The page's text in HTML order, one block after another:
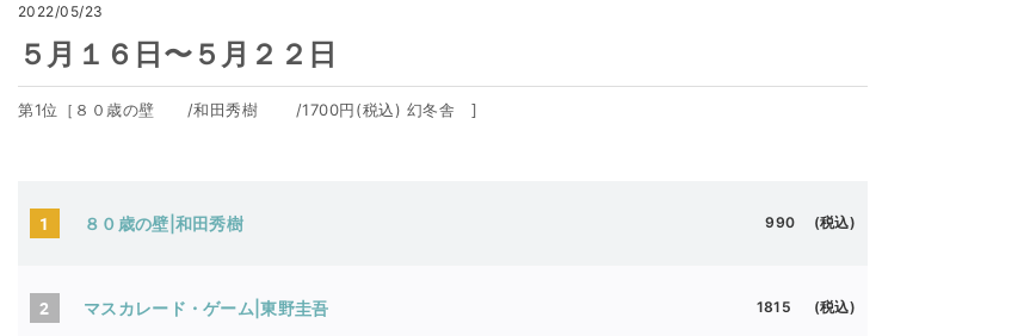
2022/05/23
５月１６日〜５月２２日
第1位［８０歳の壁 /和田秀樹 /1700円(税込) 幻冬舎 ]
1 ８０歳の壁|和田秀樹 990 (税込)
2 マスカレード・ゲーム|東野圭吾 1815 (税込)